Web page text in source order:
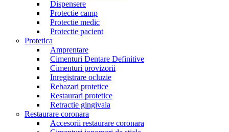
Dispensere
Protectie camp
Protectie medic
Protectie pacient
Protetica
Amprentare
Cimenturi Dentare Definitive
Cimenturi provizorii
Inregistrare ocluzie
Rebazari protetice
Restaurari protetice
Retractie gingivala
Restaurare coronara
Accesorii restaurare coronara